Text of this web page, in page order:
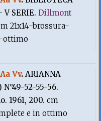
V SERIE.Dillmont
21x14-brossura-
ottimo
Aa Vv.ARIANNA
N°49-52-55-56.
1961, 200.cm
e in ottimo